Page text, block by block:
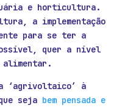
e horticultura.
a implementação
para se ter a
quer a nível
‘agrivoltaico’ à
seja bem pensada e